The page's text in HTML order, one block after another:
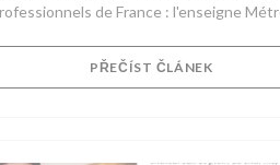
de France : l'enseigne
le cas de Jean-François, que nous
lors de ses achats!
PŘEČÍST ČLÁNEK